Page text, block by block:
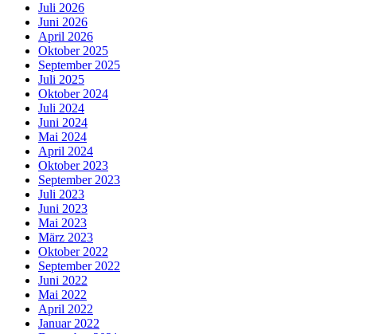
Juli 2026
Juni 2026
April 2026
Oktober 2025
September 2025
Juli 2025
Oktober 2024
Juli 2024
Juni 2024
Mai 2024
April 2024
Oktober 2023
September 2023
Juli 2023
Juni 2023
Mai 2023
März 2023
Oktober 2022
September 2022
Juni 2022
Mai 2022
April 2022
Januar 2022